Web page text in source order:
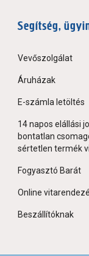
Segítség,
Vevőszolgálat
Áruházak
E-számla letöltés
14 napos elállási
bontatlan
sértetlen termék
Fogyasztó Barát
Online
Beszállítóknak